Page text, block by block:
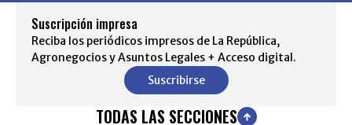
Suscripción impresa
Reciba los periódicos impresos de La República,
Agronegocios y Asuntos Legales + Acceso digital.
Suscribirse
TODAS LAS SECCIONES